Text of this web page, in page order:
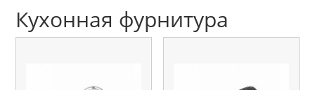
Кухонная фурнитура